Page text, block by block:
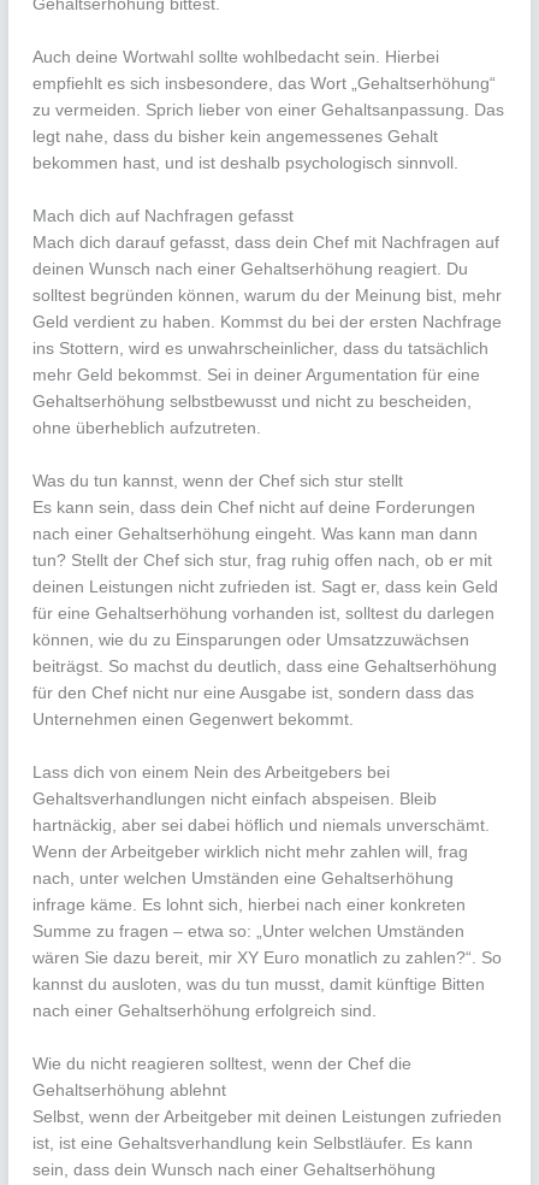
Gehaltserhöhung bittest.
Auch deine Wortwahl sollte wohlbedacht sein. Hierbei
empfiehlt es sich insbesondere, das Wort „Gehaltserhöhung“
zu vermeiden. Sprich lieber von einer Gehaltsanpassung. Das
legt nahe, dass du bisher kein angemessenes Gehalt
bekommen hast, und ist deshalb psychologisch sinnvoll.
Mach dich auf Nachfragen gefasst
Mach dich darauf gefasst, dass dein Chef mit Nachfragen auf
deinen Wunsch nach einer Gehaltserhöhung reagiert. Du
solltest begründen können, warum du der Meinung bist, mehr
Geld verdient zu haben. Kommst du bei der ersten Nachfrage
ins Stottern, wird es unwahrscheinlicher, dass du tatsächlich
mehr Geld bekommst. Sei in deiner Argumentation für eine
Gehaltserhöhung selbstbewusst und nicht zu bescheiden,
ohne überheblich aufzutreten.
Was du tun kannst, wenn der Chef sich stur stellt
Es kann sein, dass dein Chef nicht auf deine Forderungen
nach einer Gehaltserhöhung eingeht. Was kann man dann
tun? Stellt der Chef sich stur, frag ruhig offen nach, ob er mit
deinen Leistungen nicht zufrieden ist. Sagt er, dass kein Geld
für eine Gehaltserhöhung vorhanden ist, solltest du darlegen
können, wie du zu Einsparungen oder Umsatzzuwächsen
beiträgst. So machst du deutlich, dass eine Gehaltserhöhung
für den Chef nicht nur eine Ausgabe ist, sondern dass das
Unternehmen einen Gegenwert bekommt.
Lass dich von einem Nein des Arbeitgebers bei
Gehaltsverhandlungen nicht einfach abspeisen. Bleib
hartnäckig, aber sei dabei höflich und niemals unverschämt.
Wenn der Arbeitgeber wirklich nicht mehr zahlen will, frag
nach, unter welchen Umständen eine Gehaltserhöhung
infrage käme. Es lohnt sich, hierbei nach einer konkreten
Summe zu fragen – etwa so: „Unter welchen Umständen
wären Sie dazu bereit, mir XY Euro monatlich zu zahlen?“. So
kannst du ausloten, was du tun musst, damit künftige Bitten
nach einer Gehaltserhöhung erfolgreich sind.
Wie du nicht reagieren solltest, wenn der Chef die
Gehaltserhöhung ablehnt
Selbst, wenn der Arbeitgeber mit deinen Leistungen zufrieden
ist, ist eine Gehaltsverhandlung kein Selbstläufer. Es kann
sein, dass dein Wunsch nach einer Gehaltserhöhung